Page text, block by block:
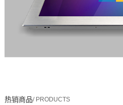
热销商品/ PRODUCTS